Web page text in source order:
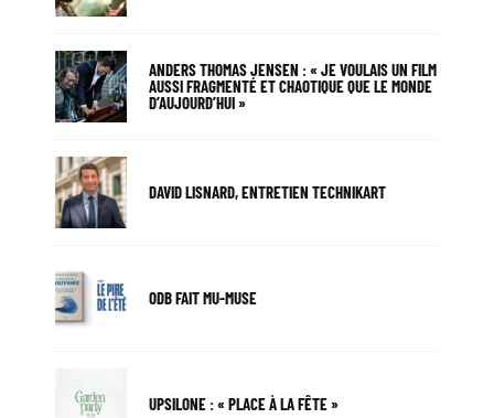
ANDERS THOMAS JENSEN : « JE VOULAIS UN FILM
AUSSI FRAGMENTÉ ET CHAOTIQUE QUE LE MONDE
D’AUJOURD’HUI »
DAVID LISNARD, ENTRETIEN TECHNIKART
ODB FAIT MU-MUSE
UPSILONE : « PLACE À LA FÊTE »